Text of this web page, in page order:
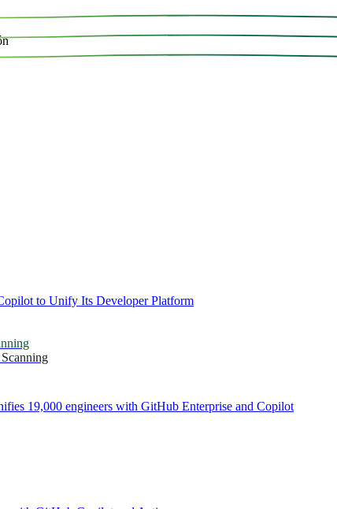
to Unify Its Developer Platform
19,000 engineers with GitHub Enterprise and Copilot